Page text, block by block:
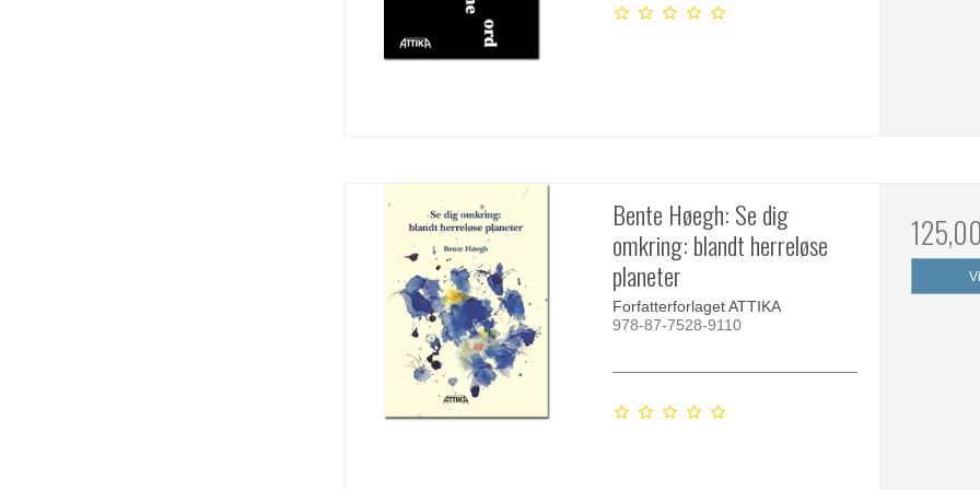
Bente Høegh: Se dig
omkring: blandt herreløse
planeter
Forfatterforlaget ATTIKA
978-87-7528-9110